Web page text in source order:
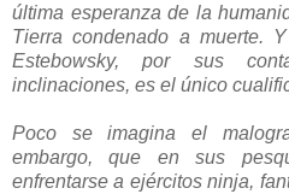
última esperanza de la
Tierra condenado a muerte.
Estebowsky, por sus
inclinaciones, es el único
Poco se imagina el
embargo, que en sus
enfrentarse a ejércitos ninja,